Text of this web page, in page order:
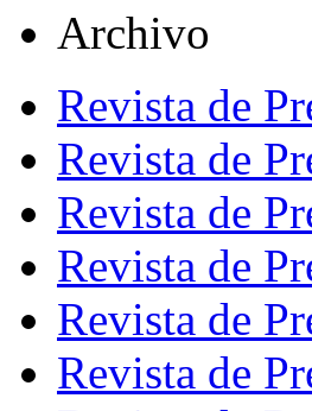
Archivo
Revista de
Revista de
Revista de
Revista de
Revista de
Revista de